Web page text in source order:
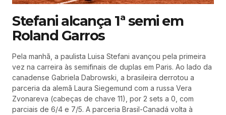
Stefani alcança 1ª semi em
Roland Garros
Pela manhã, a paulista Luisa Stefani avançou pela primeira
vez na carreira às semifinais de duplas em Paris. Ao lado da
canadense Gabriela Dabrowski, a brasileira derrotou a
parceria da alemã Laura Siegemund com a russa Vera
Zvonareva (cabeças de chave 11), por 2 sets a 0, com
parciais de 6/4 e 7/5. A parceria Brasil-Canadá volta à